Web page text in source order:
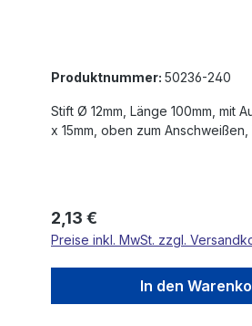
Produktnummer: 50236-240
Stift Ø 12mm, Länge 100mm, mit
x 15mm, oben zum Anschweißen,
Regulärer Preis:
2,13 €
Preise inkl. MwSt. zzgl.
In den